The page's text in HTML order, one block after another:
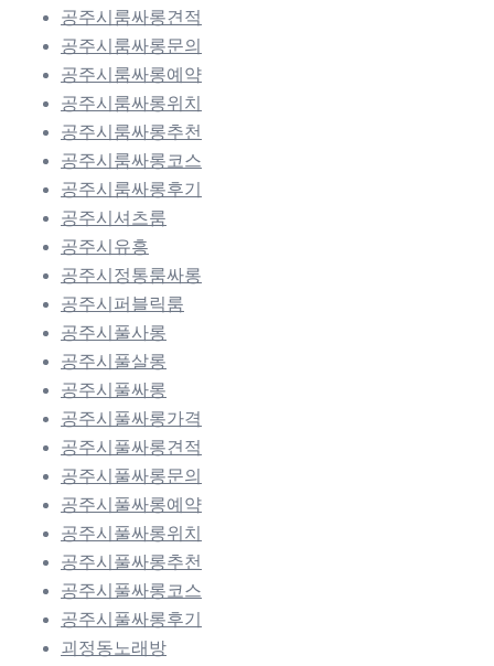
공주시룸싸롱견적
공주시룸싸롱문의
공주시룸싸롱예약
공주시룸싸롱위치
공주시룸싸롱추천
공주시룸싸롱코스
공주시룸싸롱후기
공주시셔츠룸
공주시유흥
공주시정통룸싸롱
공주시퍼블릭룸
공주시풀사롱
공주시풀살롱
공주시풀싸롱
공주시풀싸롱가격
공주시풀싸롱견적
공주시풀싸롱문의
공주시풀싸롱예약
공주시풀싸롱위치
공주시풀싸롱추천
공주시풀싸롱코스
공주시풀싸롱후기
괴정동노래방